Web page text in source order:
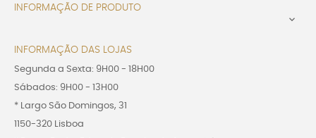
INFORMAÇÃO DE PRODUTO

INFORMAÇÃO DAS LOJAS
Segunda a Sexta: 9H00 - 18H00
Sábados: 9H00 - 13H00
* Largo São Domingos, 31
1150-320 Lisboa